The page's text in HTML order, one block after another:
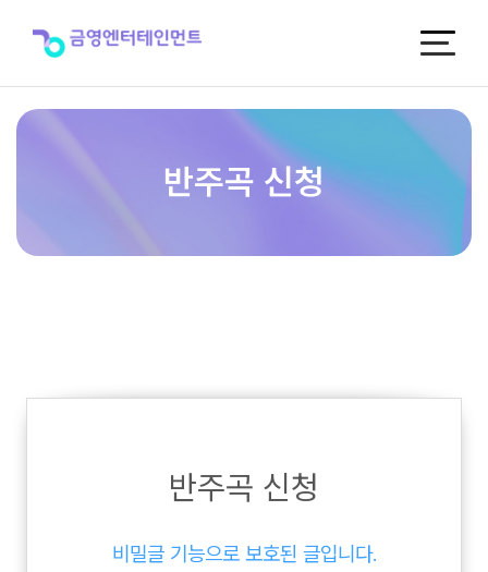
반주곡 신청
반주곡 신청
비밀글 기능으로 보호된 글입니다.